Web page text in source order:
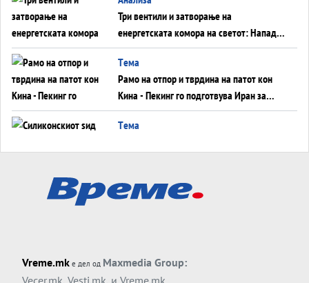
Три вентили и затворање на
енергетската комора на светот: Нападот
во Суец најавува глобален енергетски
инфаркт?
Tема
Рамо на отпор и тврдина на патот кон
Кина - Пекинг го подготвува Иран за
американска копнена инвазија
Tема
Tема
Трамп тврди дека повторно „разговара“
ДЛАБОКО УДОЛУ: Сметководствените
Vreme.mk е дел од Maxmedia Group:
Vecer.mk, Vesti.mk, и Vreme.mk